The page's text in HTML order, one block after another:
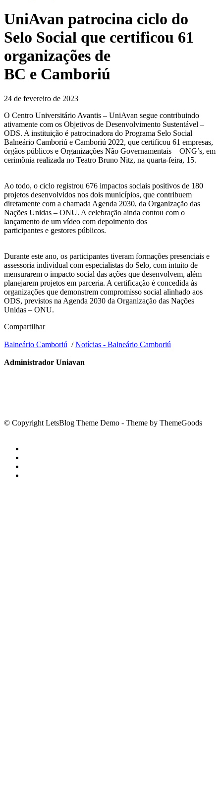
UniAvan patrocina ciclo do
Selo Social que certificou 61
organizações de
BC e Camboriú
24 de fevereiro de 2023
O Centro Universitário Avantis – UniAvan segue contribuindo
ativamente com os Objetivos de Desenvolvimento Sustentável –
ODS. A instituição é patrocinadora do Programa Selo Social
Balneário Camboriú e Camboriú 2022, que certificou 61 empresas,
órgãos públicos e Organizações Não Governamentais – ONG’s, em
cerimônia realizada no Teatro Bruno Nitz, na quarta-feira, 15.
Ao todo, o ciclo registrou 676 impactos sociais positivos de 180
projetos desenvolvidos nos dois municípios, que contribuem
diretamente com a chamada Agenda 2030, da Organização das
Nações Unidas – ONU. A celebração ainda contou com o
lançamento de um vídeo com depoimento dos
participantes e gestores públicos.
Durante este ano, os participantes tiveram formações presenciais e
assessoria individual com especialistas do Selo, com intuito de
mensurarem o impacto social das ações que desenvolvem, além
planejarem projetos em parceria. A certificação é concedida às
organizações que demonstrem compromisso social alinhado aos
ODS, previstos na Agenda 2030 da Organização das Nações
Unidas – ONU.
Compartilhar
Balneário Camboriú /Notícias - Balneário Camboriú
Administrador Uniavan
© Copyright LetsBlog Theme Demo - Theme by ThemeGoods